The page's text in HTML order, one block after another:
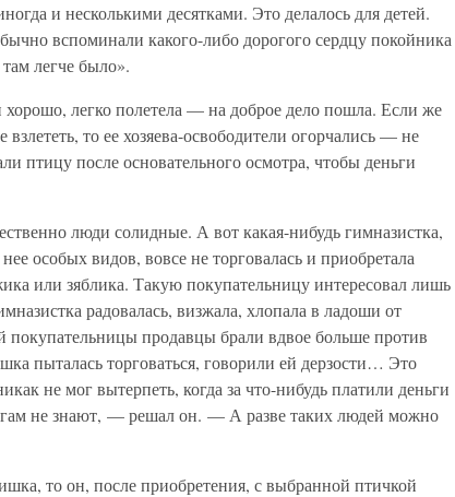
и несколькими десятками. Это делалось для детей.
вспоминали какого-либо дорогого сердцу покойника
легче было».
хорошо, легко полетела — на доброе дело пошла. Если же
то ее хозяева-освободители огорчались — не
птицу после основательного осмотра, чтобы деньги
люди солидные. А вот какая-нибудь гимназистка,
особых видов, вовсе не торговалась и приобретала
или зяблика. Такую покупательницу интересовал лишь
радовалась, визжала, хлопала в ладоши от
покупательницы продавцы брали вдвое больше против
пыталась торговаться, говорили ей дерзости… Это
не мог вытерпеть, когда за что-нибудь платили деньги
не знают, — решал он. — А разве таких людей можно
то он, после приобретения, с выбранной птичкой